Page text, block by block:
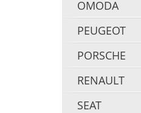
OMODA
PEUGEOT
PORSCHE
RENAULT
SEAT